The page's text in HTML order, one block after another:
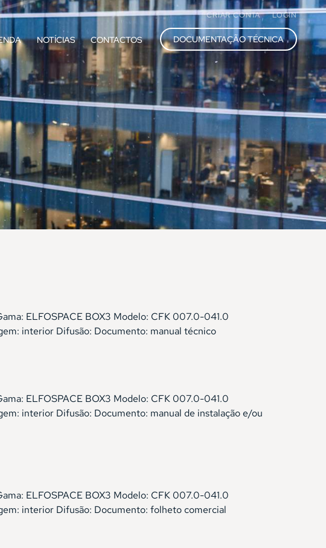
CRIAR CONTA LOGIN
NOTÍCIAS CONTACTOS DOCUMENTAÇÃO TÉCNICA
ELFOSPACE BOX3 Modelo: CFK 007.0-041.0
interior Difusão: Documento: manual técnico
ELFOSPACE BOX3 Modelo: CFK 007.0-041.0
interior Difusão: Documento: manual de instalação e/ou
ELFOSPACE BOX3 Modelo: CFK 007.0-041.0
interior Difusão: Documento: folheto comercial